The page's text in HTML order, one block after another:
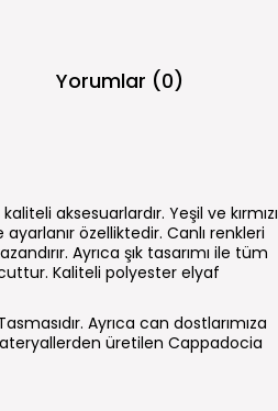
Yorumlar (0)
aksesuarlardır. Yeşil ve kırmızı
özelliktedir. Canlı renkleri
Ayrıca şık tasarımı ile tüm
Kaliteli polyester elyaf
Ayrıca can dostlarımıza
üretilen Cappadocia